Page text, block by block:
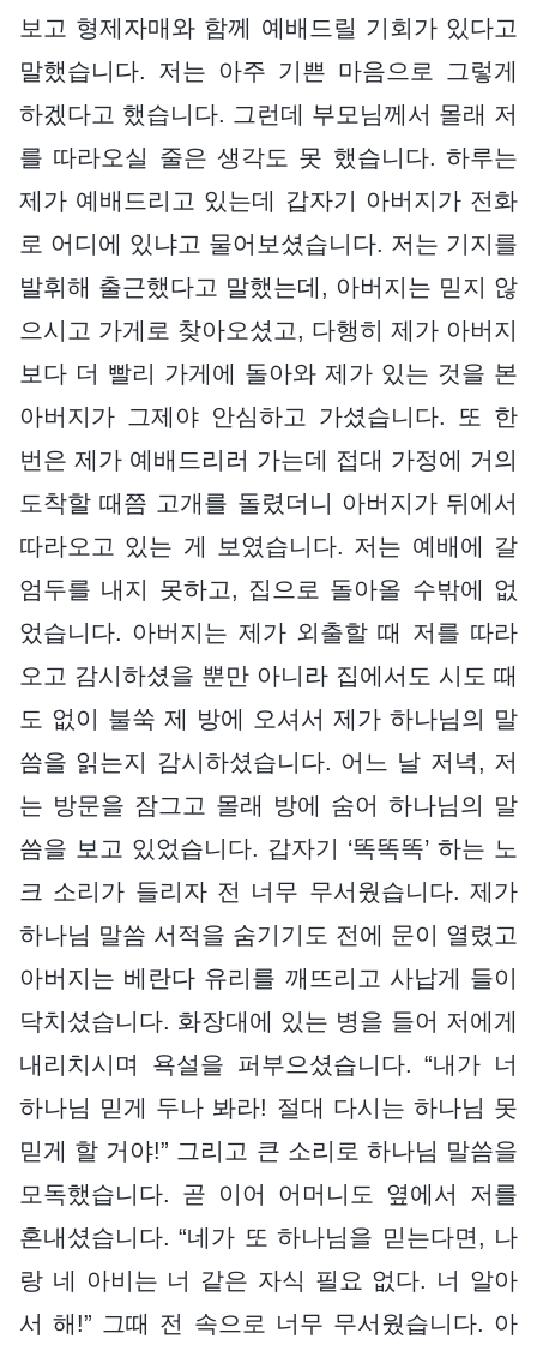
보고 형제자매와 함께 예배드릴 기회가 있다고
말했습니다. 저는 아주 기쁜 마음으로 그렇게
하겠다고 했습니다. 그런데 부모님께서 몰래 저
를 따라오실 줄은 생각도 못 했습니다. 하루는
제가 예배드리고 있는데 갑자기 아버지가 전화
로 어디에 있냐고 물어보셨습니다. 저는 기지를
발휘해 출근했다고 말했는데, 아버지는 믿지 않
으시고 가게로 찾아오셨고, 다행히 제가 아버지
보다 더 빨리 가게에 돌아와 제가 있는 것을 본
아버지가 그제야 안심하고 가셨습니다. 또 한
번은 제가 예배드리러 가는데 접대 가정에 거의
도착할 때쯤 고개를 돌렸더니 아버지가 뒤에서
따라오고 있는 게 보였습니다. 저는 예배에 갈
엄두를 내지 못하고, 집으로 돌아올 수밖에 없
었습니다. 아버지는 제가 외출할 때 저를 따라
오고 감시하셨을 뿐만 아니라 집에서도 시도 때
도 없이 불쑥 제 방에 오셔서 제가 하나님의 말
씀을 읽는지 감시하셨습니다. 어느 날 저녁, 저
는 방문을 잠그고 몰래 방에 숨어 하나님의 말
씀을 보고 있었습니다. 갑자기 ‘똑똑똑’ 하는 노
크 소리가 들리자 전 너무 무서웠습니다. 제가
하나님 말씀 서적을 숨기기도 전에 문이 열렸고
아버지는 베란다 유리를 깨뜨리고 사납게 들이
닥치셨습니다. 화장대에 있는 병을 들어 저에게
내리치시며 욕설을 퍼부으셨습니다. “내가 너
하나님 믿게 두나 봐라! 절대 다시는 하나님 못
믿게 할 거야!” 그리고 큰 소리로 하나님 말씀을
모독했습니다. 곧 이어 어머니도 옆에서 저를
혼내셨습니다. “네가 또 하나님을 믿는다면, 나
랑 네 아비는 너 같은 자식 필요 없다. 너 알아
서 해!” 그때 전 속으로 너무 무서웠습니다. 아